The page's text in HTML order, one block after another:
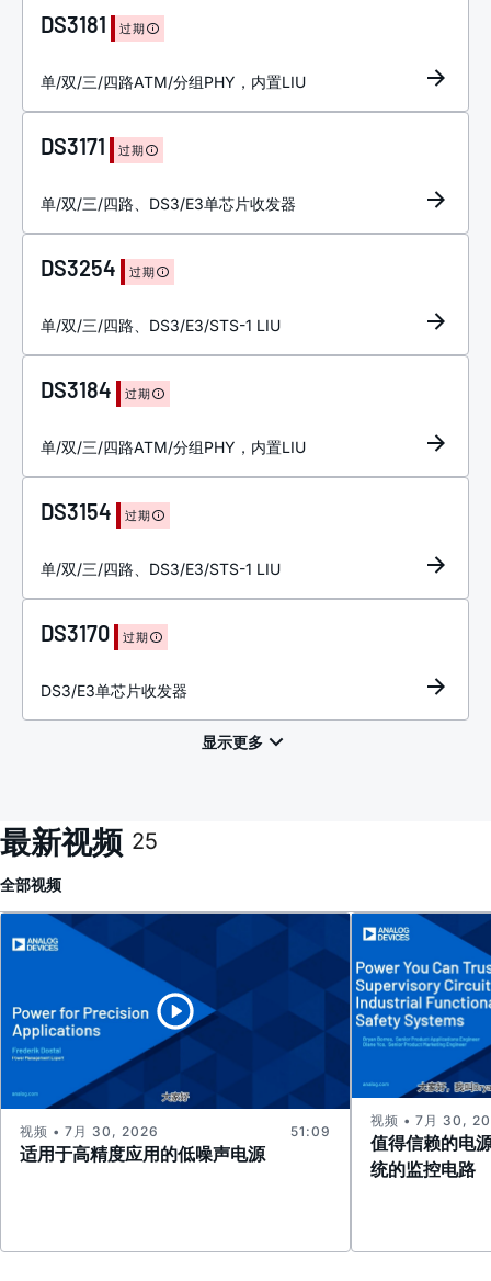
DS3181 过期
单/双/三/四路ATM/分组PHY，内置LIU
DS3171 过期
单/双/三/四路、DS3/E3单芯片收发器
DS3254 过期
单/双/三/四路、DS3/E3/STS-1 LIU
DS3184 过期
单/双/三/四路ATM/分组PHY，内置LIU
DS3154 过期
单/双/三/四路、DS3/E3/STS-1 LIU
DS3170 过期
DS3/E3单芯片收发器
最新视频 25
全部视频
适用于高精度应用的低噪声电源
视频 • 7月 30, 2026 51:09
值得信赖的电
统的监控电路
视频 • 7月 30,